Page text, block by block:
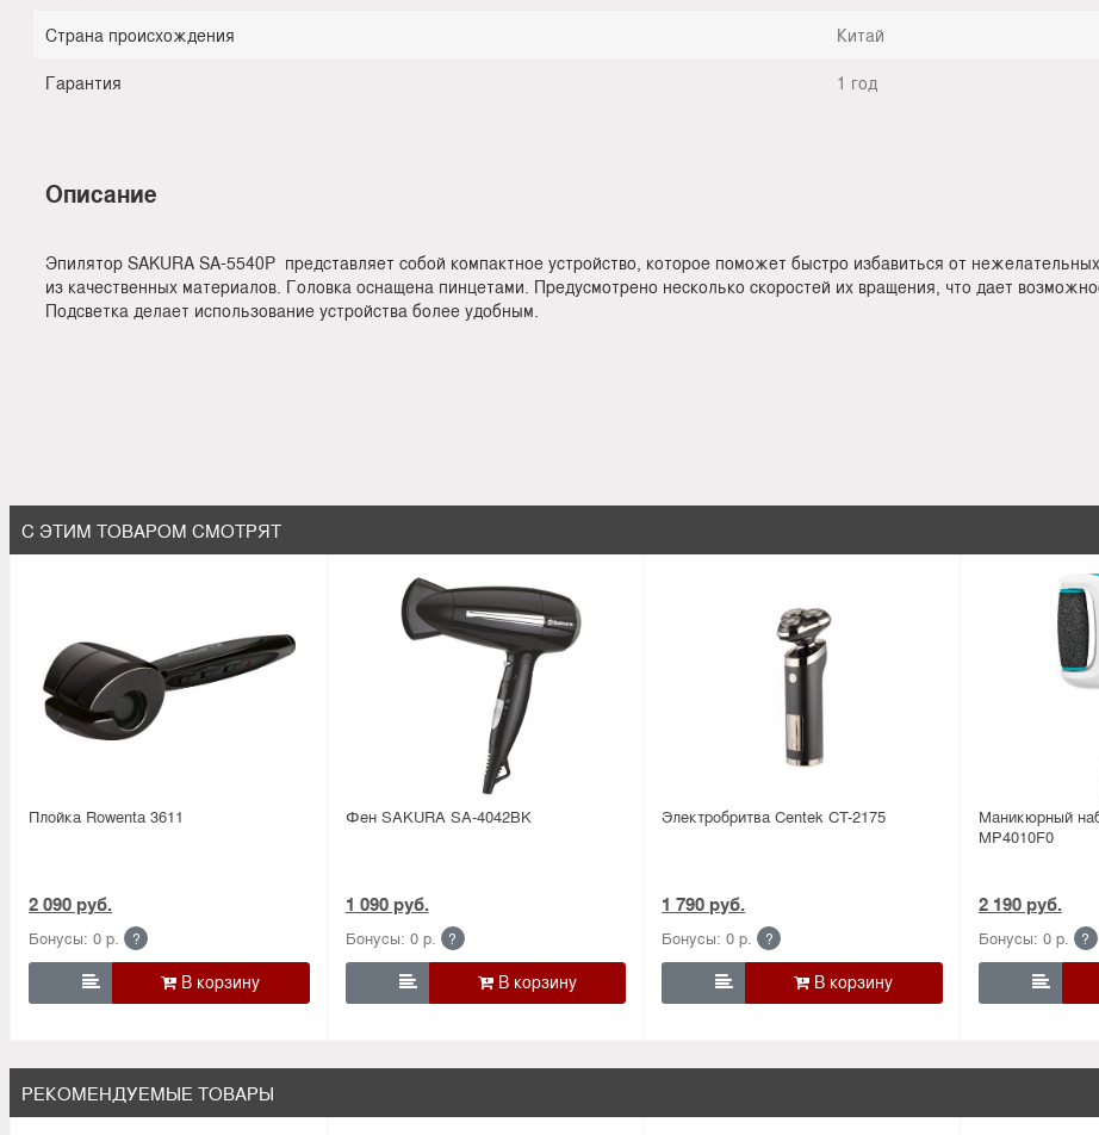
Страна происхождения
Китай
Гарантия
1 год
Описание
Эпилятор SAKURA SA-5540P представляет собой компактное устройство, которое поможет быстро избавиться от
из качественных материалов. Головка оснащена пинцетами. Предусмотрено несколько скоростей их вращения, что дает
Подсветка делает использование устройства более удобным.
С ЭТИМ ТОВАРОМ СМОТРЯТ
Плойка Rowenta 3611
2 090 руб.
Бонусы: 0 р. ?

Фен SAKURA SA-4042BK
1 090 руб.
Бонусы: 0 р. ?

Электробритва Centek CT-2175
1 790 руб.
Бонусы: 0 р. ?

Маникюрный
MP4010F0
2 190 руб.
Бонусы: 0 р. ?

РЕКОМЕНДУЕМЫЕ ТОВАРЫ